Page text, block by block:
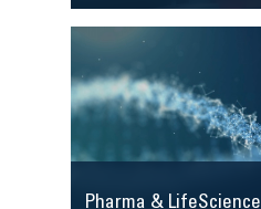
Pharma & LifeScience